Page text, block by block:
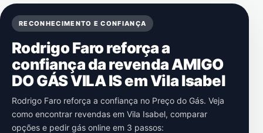
RECONHECIMENTO E CONFIANÇA
Rodrigo Faro reforça a
confiança da revenda AMIGO
DO GÁS VILA IS em Vila Isabel
Rodrigo Faro reforça a confiança no Preço do Gás. Veja
como encontrar revendas em Vila Isabel, comparar
opções e pedir gás online em 3 passos: